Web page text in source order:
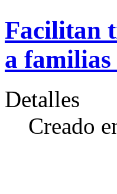
Facilitan
a
Detalles
Creado